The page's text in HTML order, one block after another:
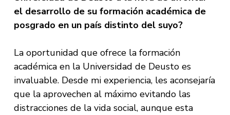
el desarrollo de su formación académica de
posgrado en un país distinto del suyo?
La oportunidad que ofrece la formación
académica en la Universidad de Deusto es
invaluable. Desde mi experiencia, les aconsejaría
que la aprovechen al máximo evitando las
distracciones de la vida social, aunque esta